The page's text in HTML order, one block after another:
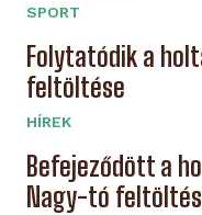
SPORT
Folytatódik a
feltöltése
HÍREK
Befejeződött a
Nagy-tó